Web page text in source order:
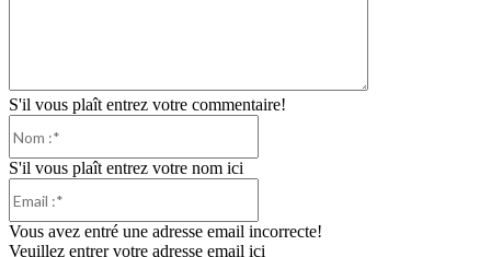
S'il vous plaît entrez votre commentaire!
S'il vous plaît entrez votre nom ici
Vous avez entré une adresse email incorrecte!
Veuillez entrer votre adresse email ici